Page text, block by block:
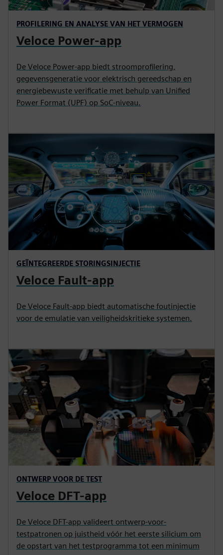
PROFILERING EN ANALYSE VAN HET VERMOGEN
Veloce Power-app
De Veloce Power-app biedt stroomprofilering,
gegevensgeneratie voor elektrisch gereedschap en
energiebewuste verificatie met behulp van Unified
Power Format (UPF) op SoC-niveau.
GEÏNTEGREERDE STORINGSINJECTIE
Veloce Fault-app
De Veloce Fault-app biedt automatische foutinjectie
voor de emulatie van veiligheidskritieke systemen.
ONTWERP VOOR DE TEST
Veloce DFT-app
De Veloce DFT-app valideert ontwerp-voor-
testpatronen op juistheid vóór het eerste silicium om
de opstart van het testprogramma tot een minimum